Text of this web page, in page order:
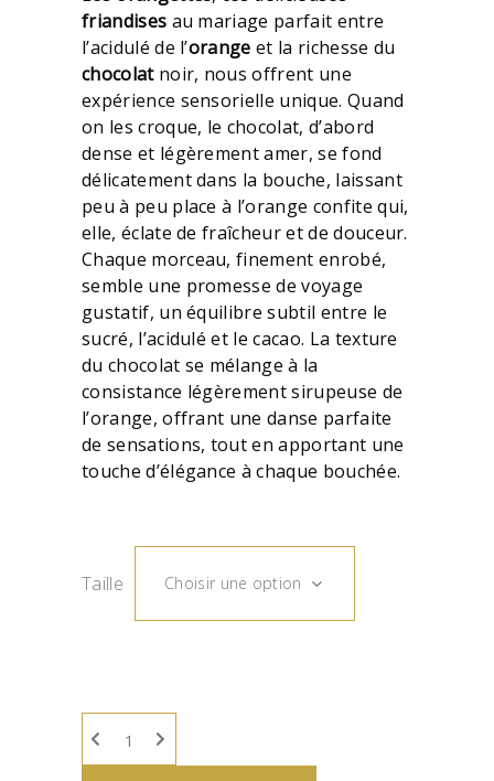
friandises au mariage parfait entre
l’acidulé de l’orange et la richesse du
chocolatnoir, nous offrent une
expérience sensorielle unique. Quand
on les croque, le chocolat, d’abord
dense et légèrement amer, se fond
délicatement dans la bouche, laissant
peu à peu place à l’orange confite qui,
elle, éclate de fraîcheur et de douceur.
Chaque morceau, finement enrobé,
semble une promesse de voyage
gustatif, un équilibre subtil entre le
sucré, l’acidulé et le cacao. La texture
du chocolat se mélange à la
consistance légèrement sirupeuse de
l’orange, offrant une danse parfaite
de sensations, tout en apportant une
touche d’élégance à chaque bouchée.
Taille Choisir une option